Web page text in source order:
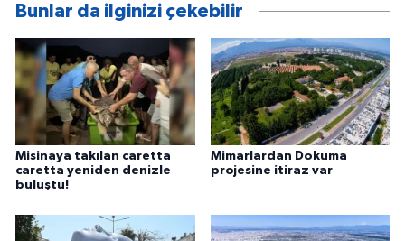
Bunlar da ilginizi çekebilir
Misinaya takılan caretta
caretta yeniden denizle
buluştu!
Mimarlardan Dokuma
projesine itiraz var